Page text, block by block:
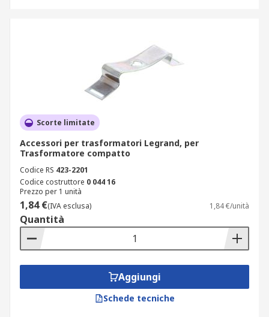
Scorte limitate
Accessori per trasformatori Legrand, per
Trasformatore compatto
Codice RS 423-2201
Codice costruttore 0 044 16
Prezzo per 1 unità
1,84 €(IVA esclusa) 1,84 €/unità
Quantità
Aggiungi
Schede tecniche